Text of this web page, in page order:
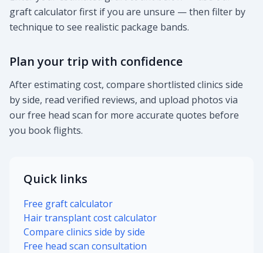
graft calculator first if you are unsure — then filter by
technique to see realistic package bands.
Plan your trip with confidence
After estimating cost, compare shortlisted clinics side
by side, read verified reviews, and upload photos via
our free head scan for more accurate quotes before
you book flights.
Quick links
Free graft calculator
Hair transplant cost calculator
Compare clinics side by side
Free head scan consultation